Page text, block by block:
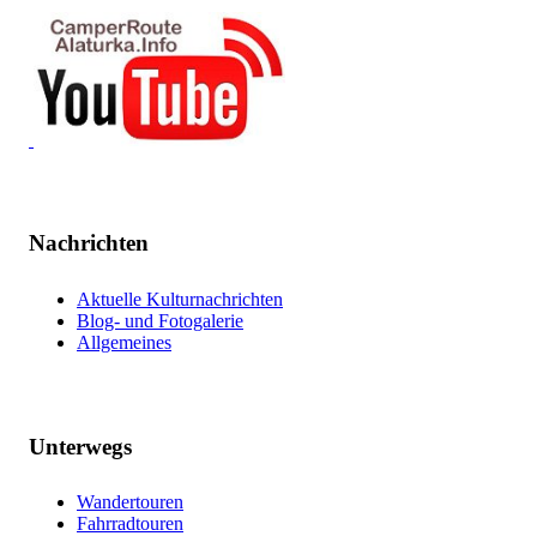
Nachrichten
Aktuelle Kulturnachrichten
Blog- und Fotogalerie
Allgemeines
Unterwegs
Wandertouren
Fahrradtouren